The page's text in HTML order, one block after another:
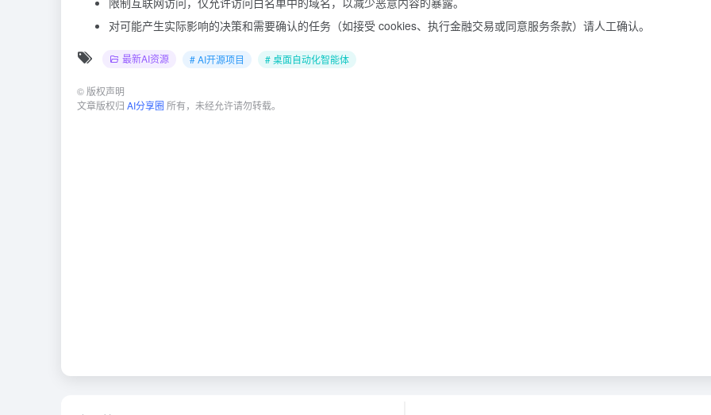
对可能产生实际影响的决策和需要确认的任务（如接受 cookies、执行金融交易或同意服务条款）请人工确认。
最新AI资源 # AI开源项目 # 桌面自动化智能体
© 版权声明
文章版权归 AI分享圈 所有，未经允许请勿转载。